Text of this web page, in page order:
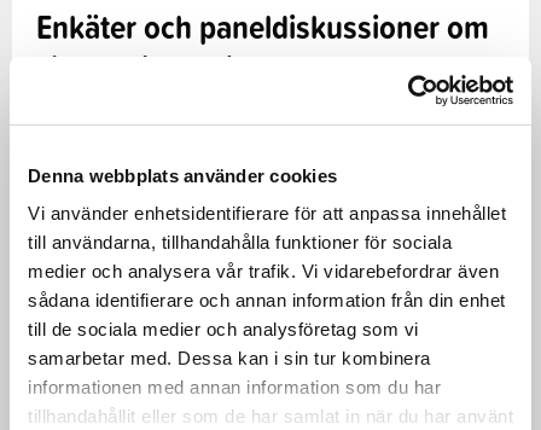
Denna webbplats använder cookies
Vi använder enhetsidentifierare för att anpassa innehållet
till användarna, tillhandahålla funktioner för sociala
medier och analysera vår trafik. Vi vidarebefordrar även
sådana identifierare och annan information från din enhet
till de sociala medier och analysföretag som vi
samarbetar med. Dessa kan i sin tur kombinera
informationen med annan information som du har
tillhandahållit eller som de har samlat in när du har använt
Enkäter och paneldiskussioner om
skogsrelaterade teman
innan strategin sänds på remiss. Avsikten är att det
ska ordnas en enkät via webbtjänsten dinåsikt.fi.
Under våren ordnas också en serie öppna
paneldiskussioner om skogarna och möjligheterna att
använda dem ur olika synvinklar.
Den första paneldiskussionen ordnas fredagen den 18
februari, och temat för den är framtidsutsikter och